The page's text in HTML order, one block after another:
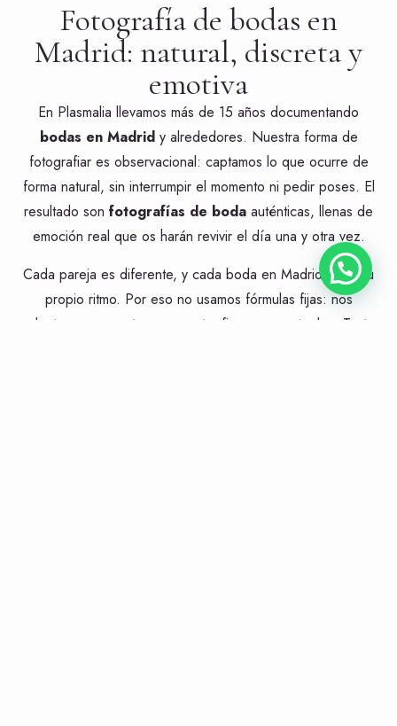
Fotografía de bodas en
Madrid: natural, discreta y
emotiva
En Plasmalia llevamos más de 15 años documentando
bodas en Madridy alrededores. Nuestra forma de
fotografiar es observacional: captamos lo que ocurre de
forma natural, sin interrumpir el momento ni pedir poses. El
resultado son fotografías de boda auténticas, llenas de
emoción real que os harán revivir el día una y otra vez.
Cada pareja es diferente, y cada boda en Madrid tiene su
propio ritmo. Por eso no usamos fórmulas fijas: nos
adaptamos a vosotros, a vuestra finca, a vuestra luz. Tanto
¿Necesitas Ayuda?